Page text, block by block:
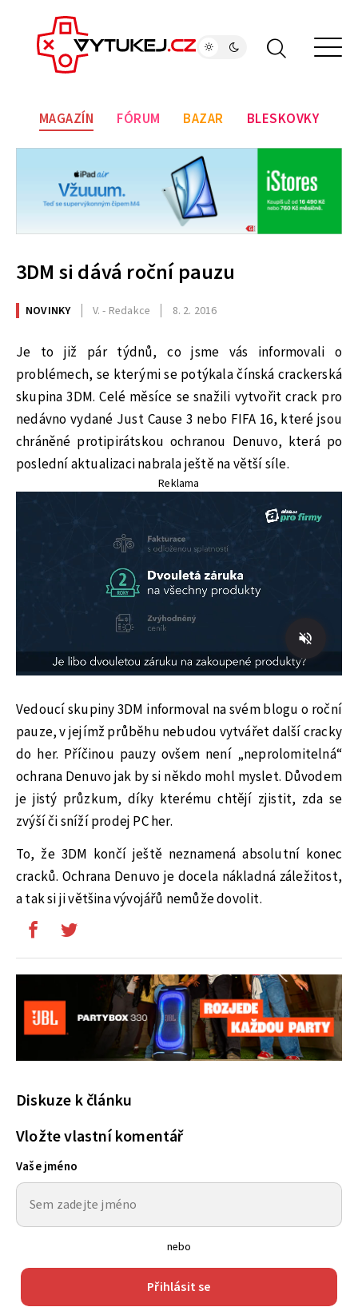
MAGAZÍN FÓRUM BAZAR BLESKOVKY
3DM si dává roční pauzu
NOVINKY V. - Redakce 8. 2. 2016
Je to již pár týdnů, co jsme vás informovali o
problémech, se kterými se potýkala čínská crackerská
skupina 3DM. Celé měsíce se snažili vytvořit crack pro
nedávno vydané Just Cause 3 nebo FIFA 16, které jsou
chráněné protipirátskou ochranou Denuvo, která po
poslední aktualizaci nabrala ještě na větší síle.
Reklama
Vedoucí skupiny 3DM informoval na svém blogu o roční
pauze, v jejímž průběhu nebudou vytvářet další cracky
do her. Příčinou pauzy ovšem není „neprolomitelná“
ochrana Denuvo jak by si někdo mohl myslet. Důvodem
je jistý průzkum, díky kterému chtějí zjistit, zda se
zvýší či sníží prodej PC her.
To, že 3DM končí ještě neznamená absolutní konec
cracků. Ochrana Denuvo je docela nákladná záležitost,
a tak si ji většina vývojářů nemůže dovolit.
Diskuze k článku
Vložte vlastní komentář
Vaše jméno
nebo
Přihlásit se